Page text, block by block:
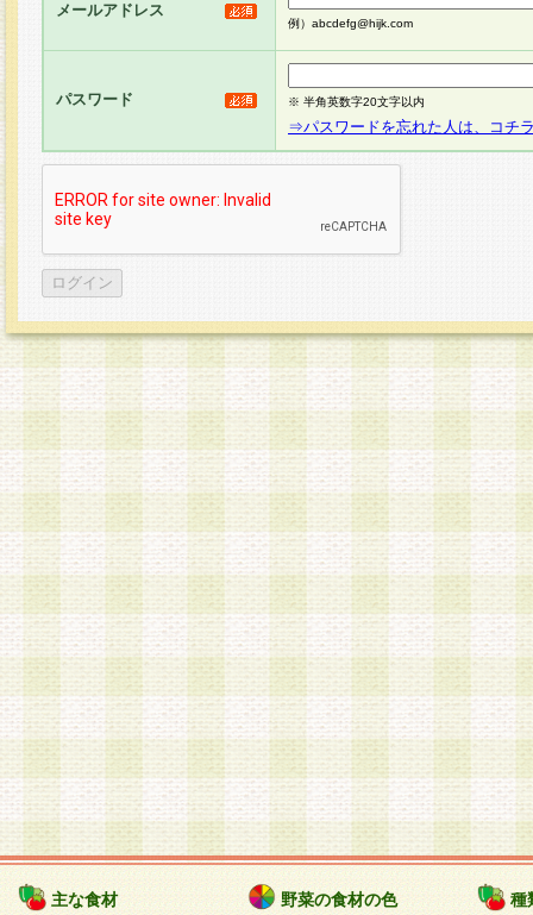
メールアドレス
例）abcdefg@hijk.com
パスワード ※ 半角英数字20文字以内
⇒パスワードを忘れた人は、コチ
主な食材 野菜の食材の色 種